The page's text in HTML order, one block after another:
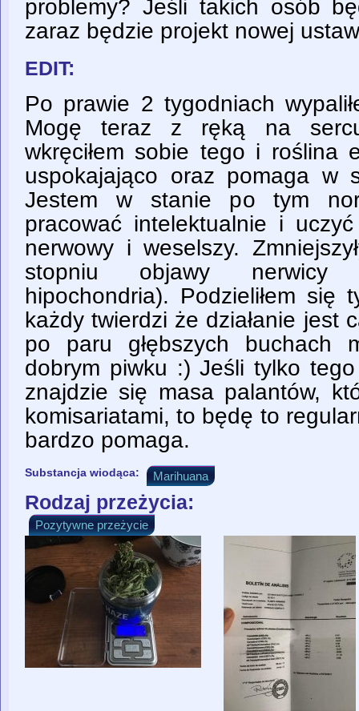
problemy? Jeśli takich osób
zaraz będzie projekt nowej
EDIT:
Po prawie 2 tygodniach
Mogę teraz z ręką na
wkręciłem sobie tego i roślina
uspokajająco oraz pomaga w
Jestem w stanie po tym
pracować intelektualnie i
nerwowy i weselszy.
stopniu objawy nerwicy
hipochondria). Podzieliłem
każdy twierdzi że działanie jest
po paru głębszych
dobrym piwku :) Jeśli tylko
znajdzie się masa palantów,
komisariatami, to będę to
bardzo pomaga.
Substancja wiodąca: Marihuana
Rodzaj przeżycia:
Pozytywne przeżycie